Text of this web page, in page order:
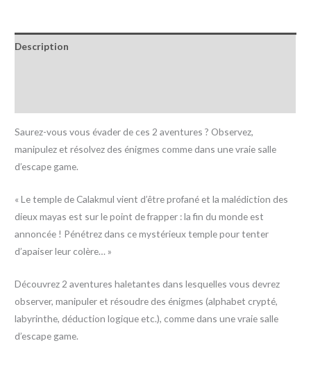
Description
Saurez-vous vous évader de ces 2 aventures ? Observez,
manipulez et résolvez des énigmes comme dans une vraie salle
d’escape game.
« Le temple de Calakmul vient d’être profané et la malédiction des
dieux mayas est sur le point de frapper : la fin du monde est
annoncée ! Pénétrez dans ce mystérieux temple pour tenter
d’apaiser leur colère… »
Découvrez 2 aventures haletantes dans lesquelles vous devrez
observer, manipuler et résoudre des énigmes (alphabet crypté,
labyrinthe, déduction logique etc.), comme dans une vraie salle
d’escape game.